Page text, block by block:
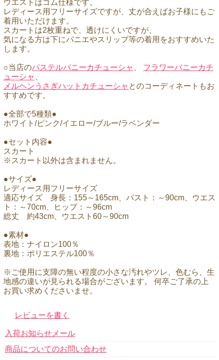
ウエストはゴム仕様です。
レディース用フリーサイズですが、丈が合えばお子様にもご
着用いただけます。
スカートは2枚重ねで、透けにくいですが、
気になる方は下にパニエやスリップ等の着用をおすすめいた
します。
○当店のパステルバニーカチューシャ
フラワーバニーカチ
ューシャ
メルヘンうさぎハットカチューシャ とのコーディネートもお
すすめです。
●全部で5種類●
ホワイト/ピンク/イエロー/ブルー/ラベンダー
●セット内容●
スカート
※スカート以外は含まれません。
●サイズ●
レディース用フリーサイズ
適応サイズ 身長：155～165cm、バスト：～90cm、ウエス
ト：～70cm、ヒップ：～96cm
総丈 約43cm、ウエスト60～90cm
●素材●
表地：ナイロン100％
裏地：ポリエステル100％
※ご使用に支障の無い程度の小さな汚れやツレ、色むら、生
地感の違いが見られる場合がございます。 何卒ご了承の上
お買い求めくださいませ。
レビューを書く
入荷お知らせメール
商品についてのお問い合わせ